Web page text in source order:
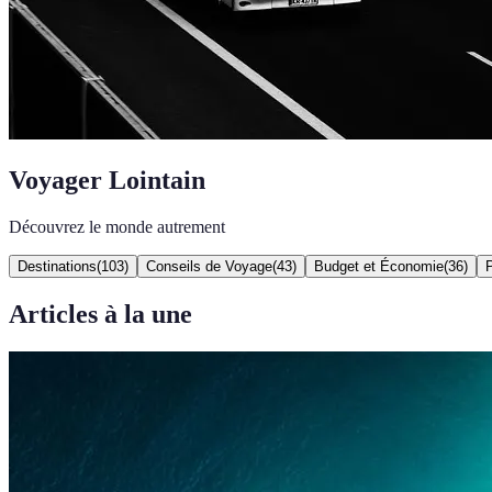
Voyager Lointain
Découvrez le monde autrement
Destinations(103) Conseils de Voyage(43) Budget et Économie(36)
Articles à la une